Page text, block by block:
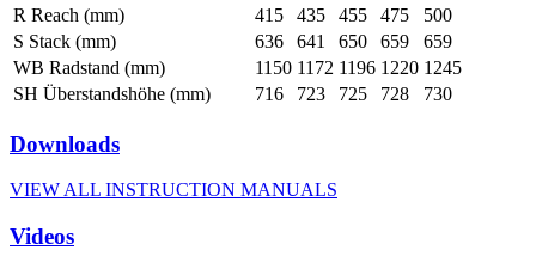
R Reach (mm)
415 435 455 475
500
S Stack (mm)
636 641 650 659
659
WB Radstand (mm)
1150 1172 1196 1220 1245
SH Überstandshöhe (mm)
716 723 725 728 730
Downloads
VIEW ALL INSTRUCTION MANUALS
Videos